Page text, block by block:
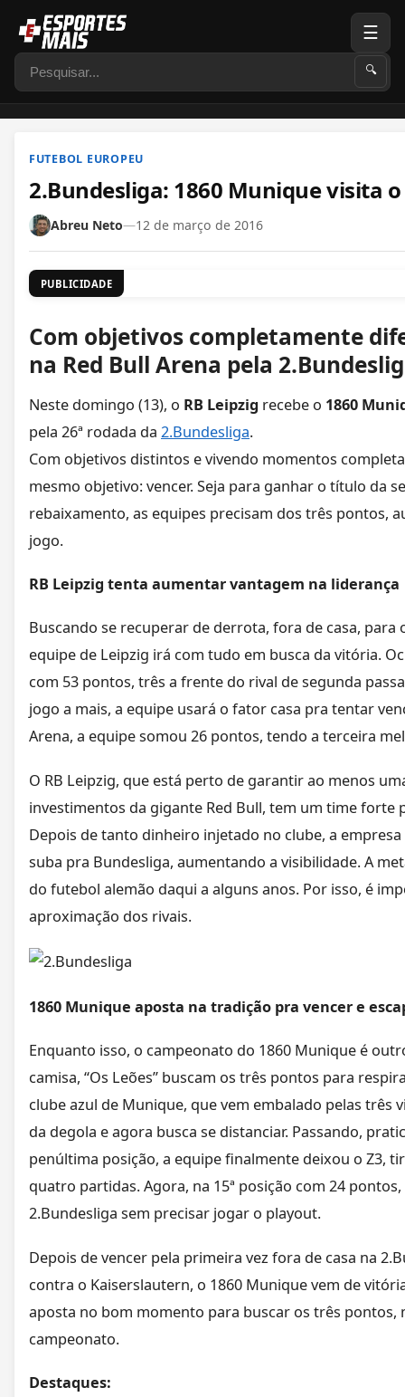
Pesquisar 🔍
☰
FUTEBOL EUROPEU
2.Bundesliga: 1860 Munique visita
Abreu Neto—12 de março de 2016
PUBLICIDADE
Com objetivos completamente
na Red Bull Arena pela
Neste domingo (13), o RB Leipzig recebe o 1860
pela 26ª rodada da 2.Bundesliga.
Com objetivos distintos e vivendo momentos
mesmo objetivo: vencer. Seja para ganhar o título da
rebaixamento, as equipes precisam dos três pontos,
jogo.
RB Leipzig tenta aumentar vantagem na liderança
Buscando se recuperar de derrota, fora de casa, para
equipe de Leipzig irá com tudo em busca da vitória.
com 53 pontos, três a frente do rival de segunda
jogo a mais, a equipe usará o fator casa pra tentar
Arena, a equipe somou 26 pontos, tendo a terceira
O RB Leipzig, que está perto de garantir ao menos
investimentos da gigante Red Bull, tem um time forte
Depois de tanto dinheiro injetado no clube, a
suba pra Bundesliga, aumentando a visibilidade. A
do futebol alemão daqui a alguns anos. Por isso, é
aproximação dos rivais.
1860 Munique aposta na tradição pra vencer e
Enquanto isso, o campeonato do 1860 Munique é
camisa, “Os Leões” buscam os três pontos para
clube azul de Munique, que vem embalado pelas três
da degola e agora busca se distanciar. Passando,
penúltima posição, a equipe finalmente deixou o Z3,
quatro partidas. Agora, na 15ª posição com 24
2.Bundesliga sem precisar jogar o playout.
Depois de vencer pela primeira vez fora de casa na
contra o Kaiserslautern, o 1860 Munique vem de
aposta no bom momento para buscar os três pontos,
campeonato.
Destaques: